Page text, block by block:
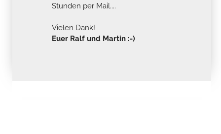
Stunden per Mail....
Vielen Dank!
Euer Ralf und Martin :-)